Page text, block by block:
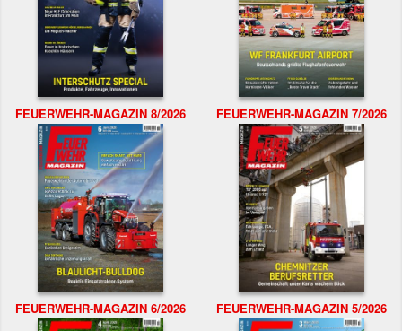
FEUERWEHR-MAGAZIN 8/2026 FEUERWEHR-MAGAZIN 7/2026
FEUERWEHR-MAGAZIN 6/2026 FEUERWEHR-MAGAZIN 5/2026